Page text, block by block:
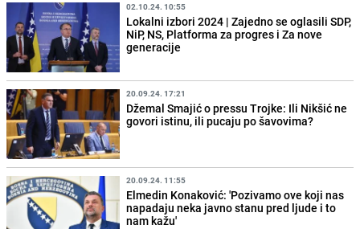
02.10.24. 10:55
Lokalni izbori 2024 | Zajedno se oglasili SDP,
NiP, NS, Platforma za progres i Za nove
generacije
20.09.24. 17:21
Džemal Smajić o pressu Trojke: Ili Nikšić ne
govori istinu, ili pucaju po šavovima?
20.09.24. 11:55
Elmedin Konaković: 'Pozivamo ove koji nas
napadaju neka javno stanu pred ljude i to
nam kažu'